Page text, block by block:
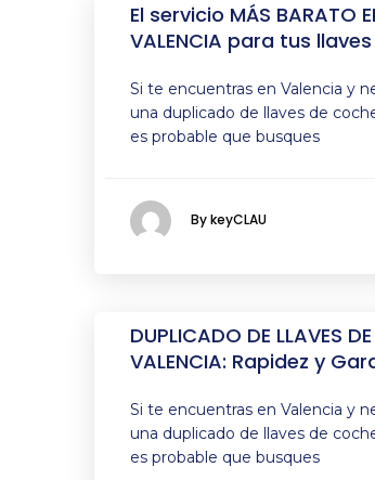
El servicio MÁS BARATO
VALENCIA para tus llaves
Si te encuentras en Valencia y
una duplicado de llaves de
es probable que busques
By keyCLAU
DUPLICADO DE LLAVES
VALENCIA: Rapidez y
Si te encuentras en Valencia y
una duplicado de llaves de
es probable que busques